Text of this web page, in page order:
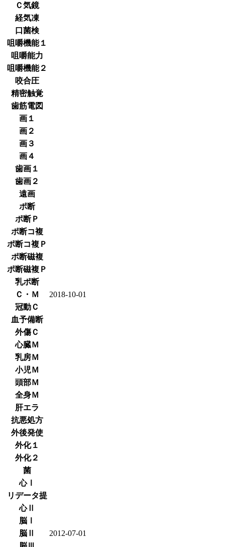
Ｃ気鏡
経気凍
口菌検
咀嚼機能１
咀嚼能力
咀嚼機能２
咬合圧
精密触覚
歯筋電図
画１
画２
画３
画４
歯画１
歯画２
遠画
ポ断
ポ断Ｐ
ポ断コ複
ポ断コ複Ｐ
ポ断磁複
ポ断磁複Ｐ
乳ポ断
Ｃ・Ｍ
2018-10-01
冠動Ｃ
血予備断
外傷Ｃ
心臓Ｍ
乳房Ｍ
小児Ｍ
頭部Ｍ
全身Ｍ
肝エラ
抗悪処方
外後発使
外化１
外化２
菌
心Ⅰ
リデータ提
心Ⅱ
脳Ⅰ
脳Ⅱ
2012-07-01